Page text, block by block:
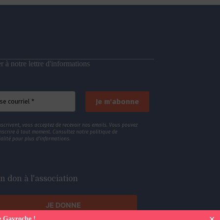
à notre lettre d'informations
vous acceptez de recevoir nos emails. Vous pouvez
à tout moment. Consultez notre politique de
pour plus d’informations.
don à l'association
JE DONNE